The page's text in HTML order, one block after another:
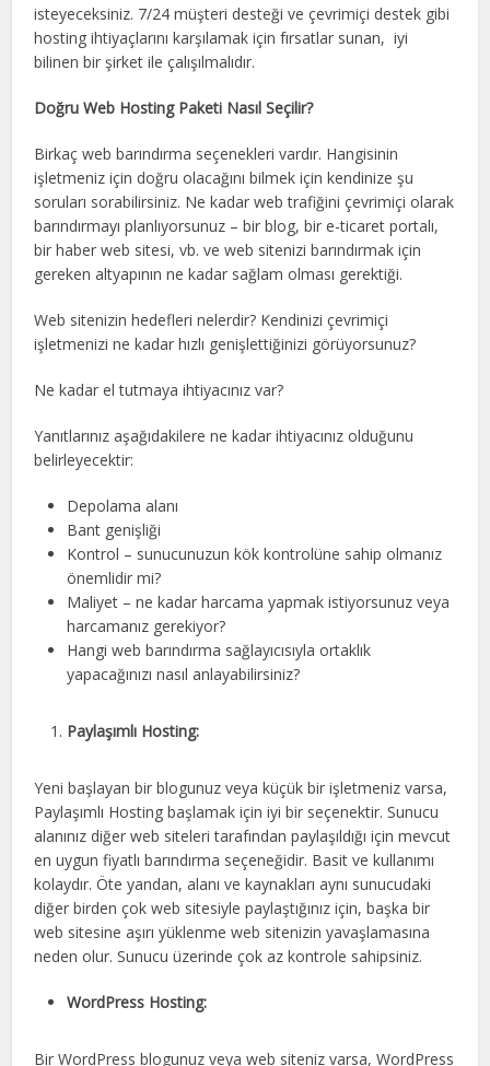
isteyeceksiniz. 7/24 müşteri desteği ve çevrimiçi destek gibi
hosting ihtiyaçlarını karşılamak için fırsatlar sunan, iyi
bilinen bir şirket ile çalışılmalıdır.
Doğru Web Hosting Paketi Nasıl Seçilir?
Birkaç web barındırma seçenekleri vardır. Hangisinin
işletmeniz için doğru olacağını bilmek için kendinize şu
soruları sorabilirsiniz. Ne kadar web trafiğini çevrimiçi olarak
barındırmayı planlıyorsunuz – bir blog, bir e-ticaret portalı,
bir haber web sitesi, vb. ve web sitenizi barındırmak için
gereken altyapının ne kadar sağlam olması gerektiği.
Web sitenizin hedefleri nelerdir? Kendinizi çevrimiçi
işletmenizi ne kadar hızlı genişlettiğinizi görüyorsunuz?
Ne kadar el tutmaya ihtiyacınız var?
Yanıtlarınız aşağıdakilere ne kadar ihtiyacınız olduğunu
belirleyecektir:
Depolama alanı
Bant genişliği
Kontrol – sunucunuzun kök kontrolüne sahip olmanız
önemlidir mi?
Maliyet – ne kadar harcama yapmak istiyorsunuz veya
harcamanız gerekiyor?
Hangi web barındırma sağlayıcısıyla ortaklık
yapacağınızı nasıl anlayabilirsiniz?
Paylaşımlı Hosting:
Yeni başlayan bir blogunuz veya küçük bir işletmeniz varsa,
Paylaşımlı Hosting başlamak için iyi bir seçenektir. Sunucu
alanınız diğer web siteleri tarafından paylaşıldığı için mevcut
en uygun fiyatlı barındırma seçeneğidir. Basit ve kullanımı
kolaydır. Öte yandan, alanı ve kaynakları aynı sunucudaki
diğer birden çok web sitesiyle paylaştığınız için, başka bir
web sitesine aşırı yüklenme web sitenizin yavaşlamasına
neden olur. Sunucu üzerinde çok az kontrole sahipsiniz.
WordPress Hosting:
Bir WordPress blogunuz veya web siteniz varsa, WordPress